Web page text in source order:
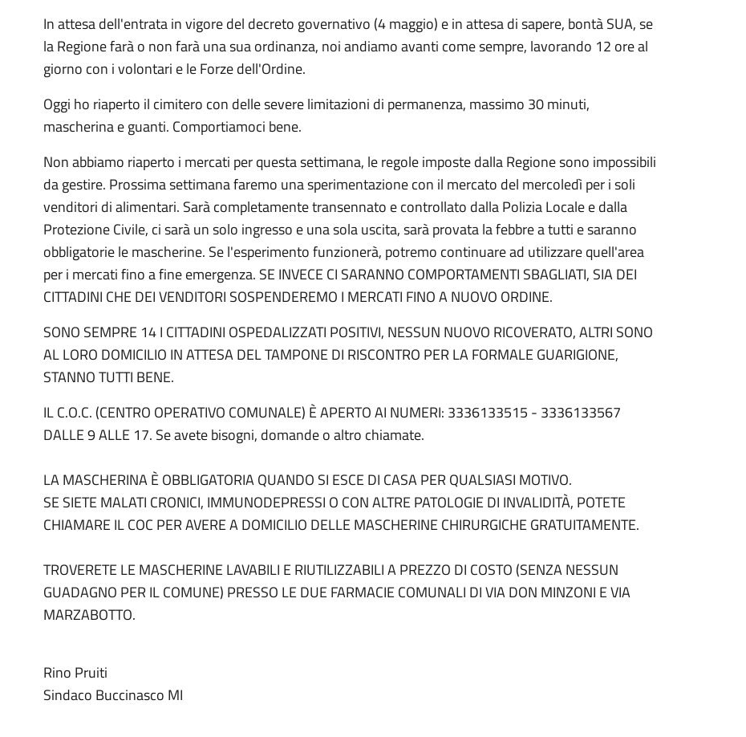
In attesa dell'entrata in vigore del decreto governativo (4 maggio) e in attesa di sapere, bontà SUA, se
la Regione farà o non farà una sua ordinanza, noi andiamo avanti come sempre, lavorando 12 ore al
giorno con i volontari e le Forze dell'Ordine.
Oggi ho riaperto il cimitero con delle severe limitazioni di permanenza, massimo 30 minuti,
mascherina e guanti. Comportiamoci bene.
Non abbiamo riaperto i mercati per questa settimana, le regole imposte dalla Regione sono impossibili
da gestire. Prossima settimana faremo una sperimentazione con il mercato del mercoledì per i soli
venditori di alimentari. Sarà completamente transennato e controllato dalla Polizia Locale e dalla
Protezione Civile, ci sarà un solo ingresso e una sola uscita, sarà provata la febbre a tutti e saranno
obbligatorie le mascherine. Se l'esperimento funzionerà, potremo continuare ad utilizzare quell'area
per i mercati fino a fine emergenza. SE INVECE CI SARANNO COMPORTAMENTI SBAGLIATI, SIA DEI
CITTADINI CHE DEI VENDITORI SOSPENDEREMO I MERCATI FINO A NUOVO ORDINE.
SONO SEMPRE 14 I CITTADINI OSPEDALIZZATI POSITIVI, NESSUN NUOVO RICOVERATO, ALTRI SONO
AL LORO DOMICILIO IN ATTESA DEL TAMPONE DI RISCONTRO PER LA FORMALE GUARIGIONE,
STANNO TUTTI BENE.
IL C.O.C. (CENTRO OPERATIVO COMUNALE) È APERTO AI NUMERI: 3336133515 - 3336133567
DALLE 9 ALLE 17. Se avete bisogni, domande o altro chiamate.
LA MASCHERINA È OBBLIGATORIA QUANDO SI ESCE DI CASA PER QUALSIASI MOTIVO.
SE SIETE MALATI CRONICI, IMMUNODEPRESSI O CON ALTRE PATOLOGIE DI INVALIDITÀ, POTETE
CHIAMARE IL COC PER AVERE A DOMICILIO DELLE MASCHERINE CHIRURGICHE GRATUITAMENTE.
TROVERETE LE MASCHERINE LAVABILI E RIUTILIZZABILI A PREZZO DI COSTO (SENZA NESSUN
GUADAGNO PER IL COMUNE) PRESSO LE DUE FARMACIE COMUNALI DI VIA DON MINZONI E VIA
MARZABOTTO.
Rino Pruiti
Sindaco Buccinasco MI